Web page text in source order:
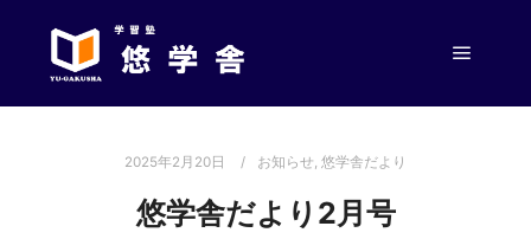
2025年2月20日 お知らせ, 悠学舎だより
悠学舎だより2月号